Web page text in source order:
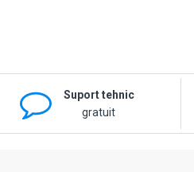
Suport tehnic
gratuit